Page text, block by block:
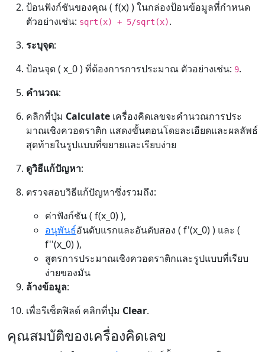
ป้อนฟังก์ชันของคุณ ( f(x) ) ในกล่องป้อนข้อมูลที่กำหนด
ตัวอย่างเช่น: sqrt(x) + 5/sqrt(x).
ระบุจุด:
ป้อนจุด ( x_0 ) ที่ต้องการการประมาณ ตัวอย่างเช่น: 9.
คำนวณ:
คลิกที่ปุ่ม Calculate เครื่องคิดเลขจะคำนวณการประ
มาณเชิงควอดราติก แสดงขั้นตอนโดยละเอียดและผลลัพธ์
สุดท้ายในรูปแบบที่ขยายและเรียบง่าย
ดูวิธีแก้ปัญหา:
ตรวจสอบวิธีแก้ปัญหาซึ่งรวมถึง:
ค่าฟังก์ชัน ( f(x_0) ),
อนุพันธ์อันดับแรกและอันดับสอง ( f'(x_0) ) และ (
f''(x_0) ),
สูตรการประมาณเชิงควอดราติกและรูปแบบที่เรียบ
ง่ายของมัน
ล้างข้อมูล:
เพื่อรีเซ็ตฟิลด์ คลิกที่ปุ่ม Clear.
คุณสมบัติของเครื่องคิดเลข